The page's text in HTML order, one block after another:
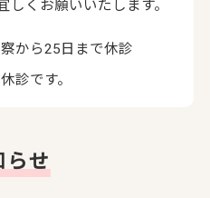
しくお願いいたします。
から25日まで休診
診です。
らせ